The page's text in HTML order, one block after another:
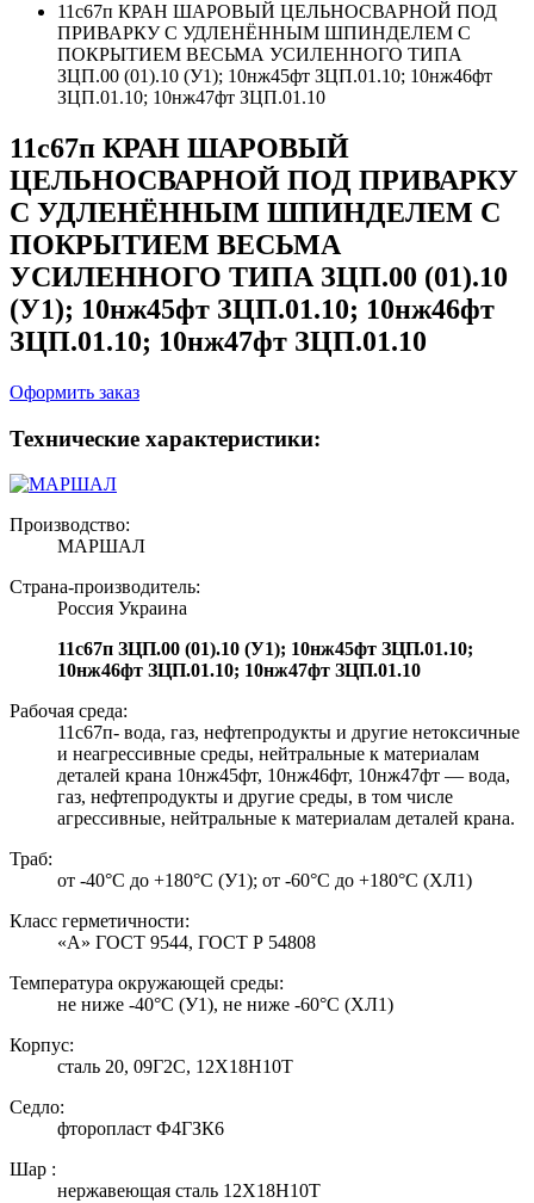
11с67п КРАН ШАРОВЫЙ ЦЕЛЬНОСВАРНОЙ ПОД
ПРИВАРКУ С УДЛЕНЁННЫМ ШПИНДЕЛЕМ С
ПОКРЫТИЕМ ВЕСЬМА УСИЛЕННОГО ТИПА
ЗЦП.00 (01).10 (У1); 10нж45фт ЗЦП.01.10; 10нж46фт
ЗЦП.01.10; 10нж47фт ЗЦП.01.10
11с67п КРАН ШАРОВЫЙ
ЦЕЛЬНОСВАРНОЙ ПОД ПРИВАРКУ
С УДЛЕНЁННЫМ ШПИНДЕЛЕМ С
ПОКРЫТИЕМ ВЕСЬМА
УСИЛЕННОГО ТИПА ЗЦП.00 (01).10
(У1); 10нж45фт ЗЦП.01.10; 10нж46фт
ЗЦП.01.10; 10нж47фт ЗЦП.01.10
Оформить заказ
Технические характеристики:
Производство:
МАРШАЛ
Страна-производитель:
Россия Украина
11с67п ЗЦП.00 (01).10 (У1); 10нж45фт ЗЦП.01.10;
10нж46фт ЗЦП.01.10; 10нж47фт ЗЦП.01.10
Рабочая среда:
11с67п- вода, газ, нефтепродукты и другие нетоксичные
и неагрессивные среды, нейтральные к материалам
деталей крана 10нж45фт, 10нж46фт, 10нж47фт — вода,
газ, нефтепродукты и другие среды, в том числе
агрессивные, нейтральные к материалам деталей крана.
Траб:
от -40°C до +180°C (У1); от -60°C до +180°C (ХЛ1)
Класс герметичности:
«А» ГОСТ 9544, ГОСТ Р 54808
Температура окружающей среды:
не ниже -40°С (У1), не ниже -60°С (ХЛ1)
Корпус:
сталь 20, 09Г2С, 12Х18Н10Т
Седло:
фторопласт Ф4ГЗК6
Шар :
нержавеющая сталь 12Х18Н10Т